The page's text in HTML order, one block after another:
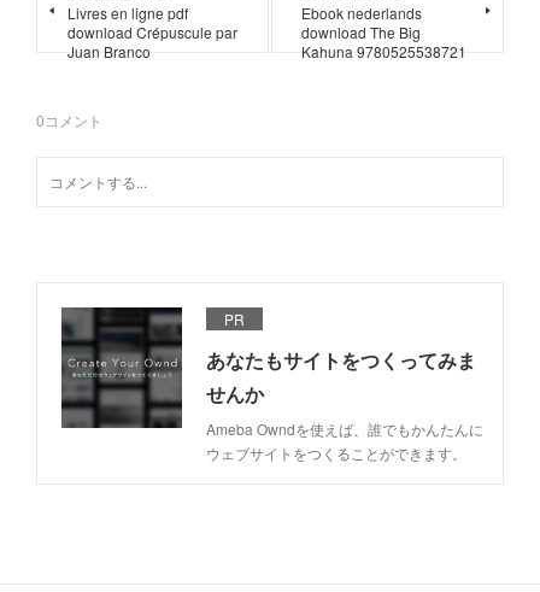
Livres en ligne pdf
download Crépuscule par
Juan Branco
Ebook nederlands
download The Big
Kahuna 9780525538721
0コメント
PR
あなたもサイトをつくってみま
せんか
Ameba Owndを使えば、誰でもかんたんに
ウェブサイトをつくることができます。